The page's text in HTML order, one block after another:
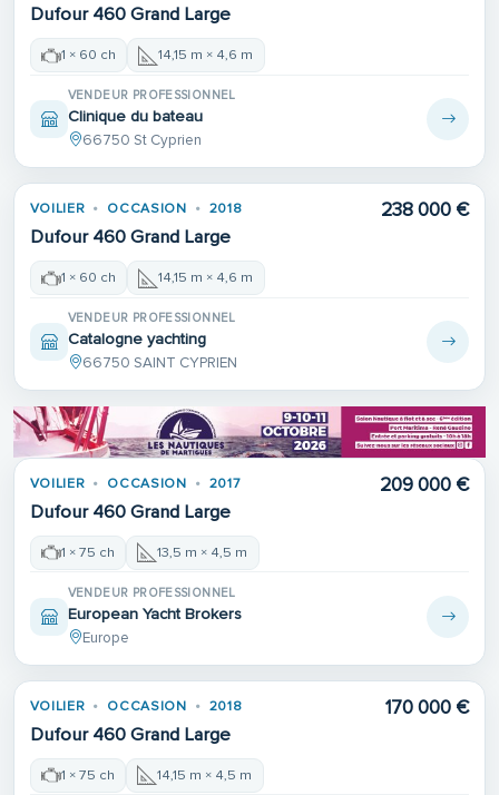
Dufour 460 Grand Large
1 × 60 ch 14,15 m × 4,6 m
VENDEUR PROFESSIONNEL
Clinique du bateau
66750 St Cyprien
VOILIER OCCASION 2018
Dufour 460 Grand Large
238 000 €
1 × 60 ch 14,15 m × 4,6 m
VENDEUR PROFESSIONNEL
Catalogne yachting
66750 SAINT CYPRIEN
VOILIER OCCASION 2017
Dufour 460 Grand Large
209 000 €
1 × 75 ch 13,5 m × 4,5 m
VENDEUR PROFESSIONNEL
European Yacht Brokers
Europe
VOILIER OCCASION 2018
Dufour 460 Grand Large
170 000 €
1 × 75 ch 14,15 m × 4,5 m